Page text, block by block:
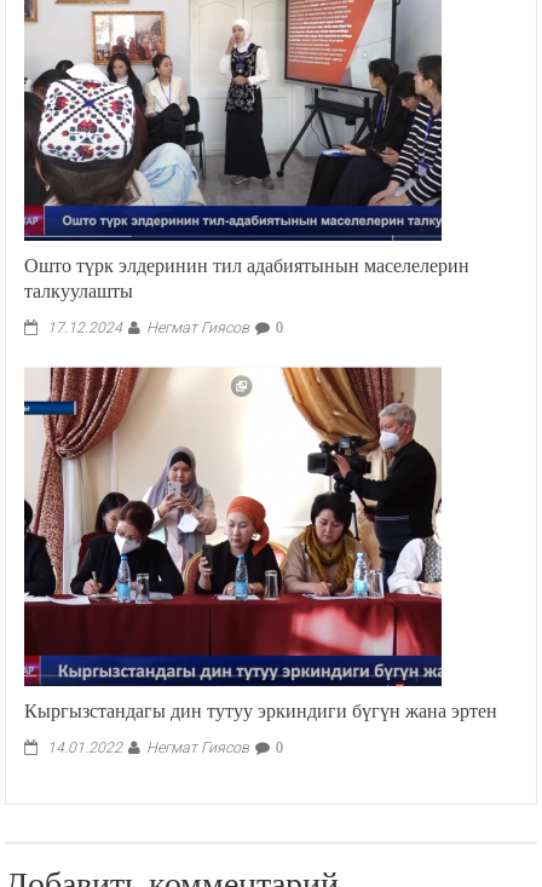
Ошто түрк элдеринин тил адабиятынын маселелерин
талкуулашты
17.12.2024 Негмат Гиясов 0
Кыргызстандагы дин тутуу эркиндиги бүгүн жана эртен
14.01.2022 Негмат Гиясов 0